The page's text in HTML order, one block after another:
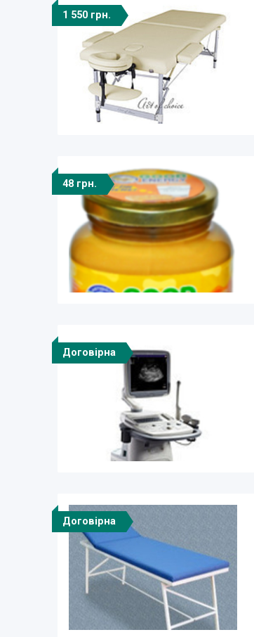
1 550 грн.
48 грн.
Договірна
Договірна